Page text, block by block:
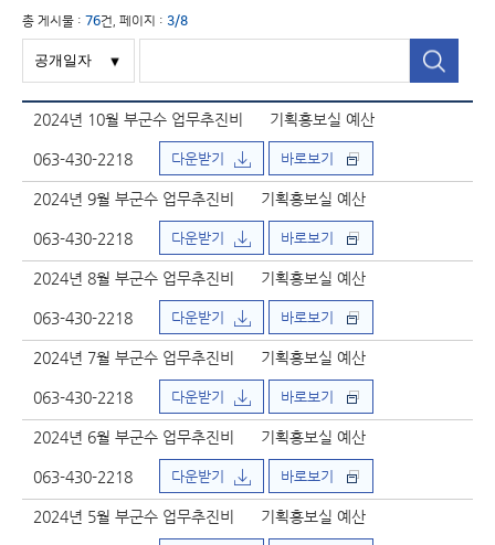
총 게시물 : 76건, 페이지 : 3/8
2024년 10월 부군수 업무추진비 기획홍보실 예산
063-430-2218 다운받기 바로보기
2024년 9월 부군수 업무추진비 기획홍보실 예산
063-430-2218 다운받기 바로보기
2024년 8월 부군수 업무추진비 기획홍보실 예산
063-430-2218 다운받기 바로보기
2024년 7월 부군수 업무추진비 기획홍보실 예산
063-430-2218 다운받기 바로보기
2024년 6월 부군수 업무추진비 기획홍보실 예산
063-430-2218 다운받기 바로보기
2024년 5월 부군수 업무추진비 기획홍보실 예산